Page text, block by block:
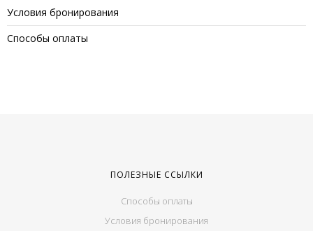
Условия бронирования
Способы оплаты
ПОЛЕЗНЫЕ ССЫЛКИ
Способы оплаты
Условия бронирования